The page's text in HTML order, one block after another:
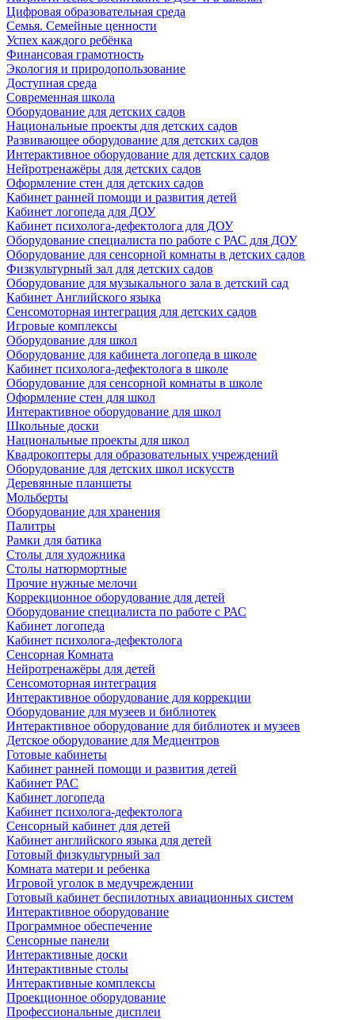
Цифровая образовательная среда
Семья. Семейные ценности
Успех каждого ребёнка
Финансовая грамотность
Экология и природопользование
Доступная среда
Современная школа
Оборудование для детских садов
Национальные проекты для детских садов
Развивающее оборудование для детских садов
Интерактивное оборудование для детских садов
Нейротренажёры для детских садов
Оформление стен для детских садов
Кабинет ранней помощи и развития детей
Кабинет логопеда для ДОУ
Кабинет психолога-дефектолога для ДОУ
Оборудование специалиста по работе с РАС для ДОУ
Оборудование для сенсорной комнаты в детских садов
Физкультурный зал для детских садов
Оборудование для музыкального зала в детский сад
Кабинет Английского языка
Сенсомоторная интеграция для детских садов
Игровые комплексы
Оборудование для школ
Оборудование для кабинета логопеда в школе
Кабинет психолога-дефектолога в школе
Оборудование для сенсорной комнаты в школе
Оформление стен для школ
Интерактивное оборудование для школ
Школьные доски
Национальные проекты для школ
Квадрокоптеры для образовательных учреждений
Оборудование для детских школ искусств
Деревянные планшеты
Мольберты
Оборудование для хранения
Палитры
Рамки для батика
Столы для художника
Столы натюрмортные
Прочие нужные мелочи
Коррекционное оборудование для детей
Оборудование специалиста по работе с РАС
Кабинет логопеда
Кабинет психолога-дефектолога
Сенсорная Комната
Нейротренажёры для детей
Сенсомоторная интеграция
Интерактивное оборудование для коррекции
Оборудование для музеев и библиотек
Интерактивное оборудование для библиотек и музеев
Детское оборудование для Медцентров
Готовые кабинеты
Кабинет ранней помощи и развития детей
Кабинет РАС
Кабинет логопеда
Кабинет психолога-дефектолога
Сенсорный кабинет для детей
Кабинет английского языка для детей
Готовый физкультурный зал
Комната матери и ребенка
Игровой уголок в медучреждении
Готовый кабинет беспилотных авиационных систем
Интерактивное оборудование
Программное обеспечение
Сенсорные панели
Интерактивные доски
Интерактивные столы
Интерактивные комплексы
Проекционное оборудование
Профессиональные дисплеи